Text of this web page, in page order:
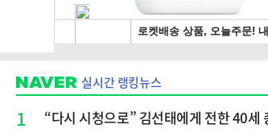
실시간 랭킹뉴스
1 “다시 시청으로” 김선태에게 전한 40